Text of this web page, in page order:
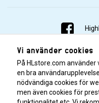
Vi använder cookies
På HLstore.com
en bra
nödvändiga cookies för
men även cookies för